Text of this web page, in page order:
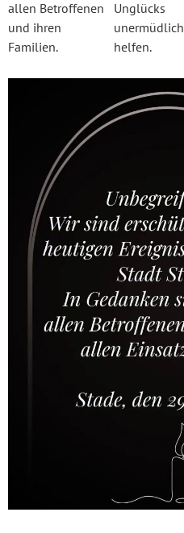
allen Betroffenen
und ihren
Familien.
Unglücks
unermüdlich
helfen.